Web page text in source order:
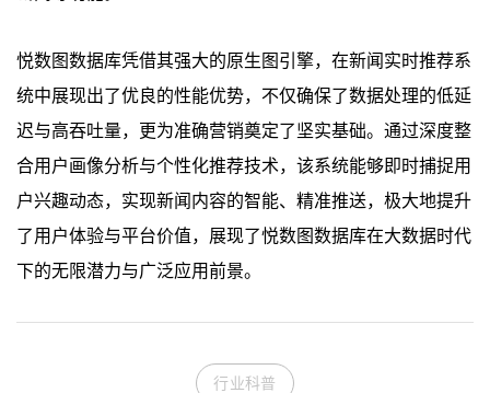
悦数图数据库凭借其强大的原生图引擎，在新闻实时推荐系
统中展现出了优良的性能优势，不仅确保了数据处理的低延
迟与高吞吐量，更为准确营销奠定了坚实基础。通过深度整
合用户画像分析与个性化推荐技术，该系统能够即时捕捉用
户兴趣动态，实现新闻内容的智能、精准推送，极大地提升
了用户体验与平台价值，展现了悦数图数据库在大数据时代
下的无限潜力与广泛应用前景。
行业科普